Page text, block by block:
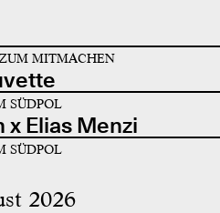
MITMACHEN
SÜDPOL
Elias Menzi
SÜDPOL
2026